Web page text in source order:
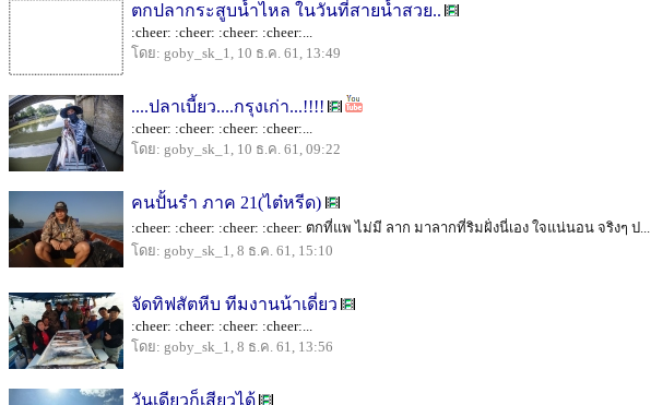
ตกปลากระสูบน้ำไหล ในวันที่สายน้ำสวย..
:cheer: :cheer: :cheer: :cheer:...
โดย: goby_sk_1, 10 ธ.ค. 61, 13:49
....ปลาเบี้ยว....กรุงเก่า...!!!!
:cheer: :cheer: :cheer: :cheer:...
โดย: goby_sk_1, 10 ธ.ค. 61, 09:22
คนปั้นรำ ภาค 21(ไต๋หรีด)
:cheer: :cheer: :cheer: :cheer: ตกที่แพ ไม่มี ลาก มาลากที่ริมฝั่งนี่เอง ใจแน่นอน จริงๆ ป...
โดย: goby_sk_1, 8 ธ.ค. 61, 15:10
จัดทิฟสัตหีบ ทีมงานน้าเดี่ยว
:cheer: :cheer: :cheer: :cheer:...
โดย: goby_sk_1, 8 ธ.ค. 61, 13:56
วันเดียวก็เสียวได้